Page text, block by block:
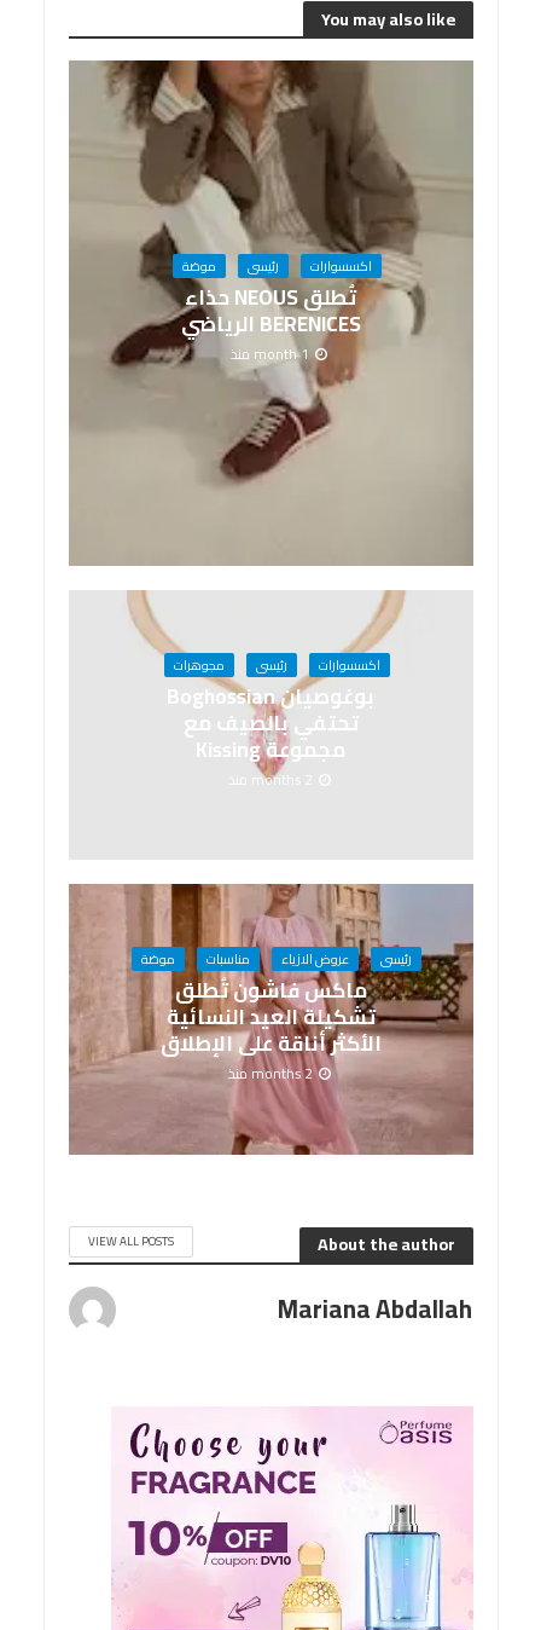
You may also like
اكسسوارات رئيسى موضة
تُطلق NEOUS حذاء
BERENICES الرياضي
1 month منذ
اكسسوارات رئيسى مجوهرات
بوغوصيان Boghossian
تحتفي بالصيف مع
مجموعة Kissing
2 months منذ
رئيسى عروض الازياء مناسبات موضة
ماكس فاشون تُطلق
تشكيلة العيد النسائية
الأكثر أناقة على الإطلاق
2 months منذ
About the author
VIEW ALL POSTS
Mariana Abdallah